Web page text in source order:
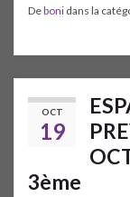
Deboni dans la
OCT
19
3ème